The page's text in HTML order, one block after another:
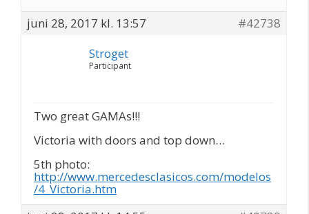
juni 28, 2017 kl. 13:57
#42738
Stroget
Participant
Two great GAMAs!!!
Victoria with doors and top down…
5th photo:
http://www.mercedesclasicos.com/modelos
/4_Victoria.htm